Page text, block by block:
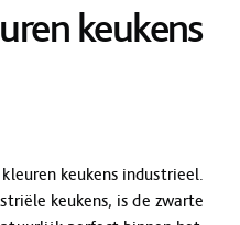
keukens
keukens industrieel.
keukens, is de zwarte